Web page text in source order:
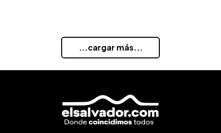
...cargar más...